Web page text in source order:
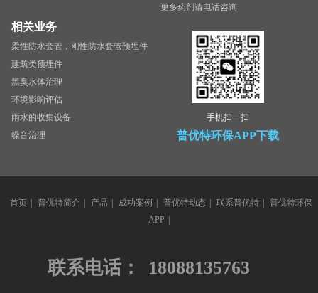
更多药剂请电话咨询
相关业务
柔性防水套管，刚性防水套管预埋件
建筑类预埋件
黑臭水体治理
环境影响评估
雨水的收集设备
噪音治理
手机扫一扫
普优特环保APP下载
首页 | 普优特简介 | 产品 | 成功案例 | 普优特动态 | 联系普优特 | 普优特环保
APP |
联系电话： 18088135763